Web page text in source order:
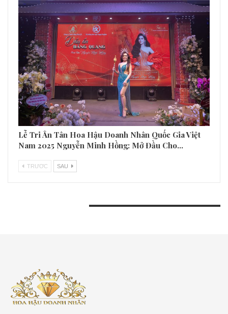
Lễ Tri Ân Tân Hoa Hậu Doanh Nhân Quốc Gia Việt
Nam 2025 Nguyễn Minh Hồng: Mở Đầu Cho…
TRƯƠC SAU